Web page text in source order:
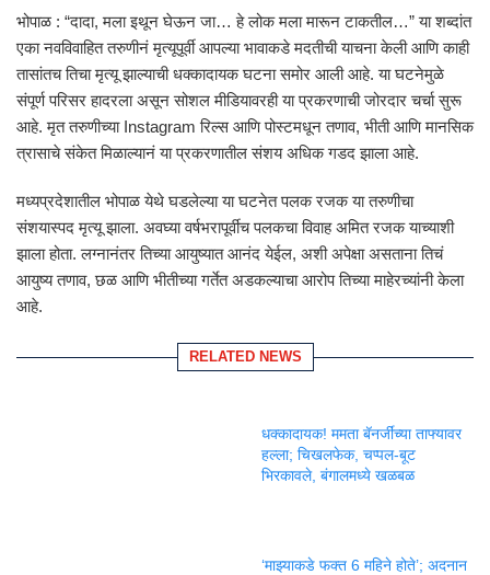
भोपाळ : “दादा, मला इथून घेऊन जा… हे लोक मला मारून टाकतील…” या शब्दांत
एका नवविवाहित तरुणीनं मृत्यूपूर्वी आपल्या भावाकडे मदतीची याचना केली आणि काही
तासांतच तिचा मृत्यू झाल्याची धक्कादायक घटना समोर आली आहे. या घटनेमुळे
संपूर्ण परिसर हादरला असून सोशल मीडियावरही या प्रकरणाची जोरदार चर्चा सुरू
आहे. मृत तरुणीच्या Instagram रिल्स आणि पोस्टमधून तणाव, भीती आणि मानसिक
त्रासाचे संकेत मिळाल्यानं या प्रकरणातील संशय अधिक गडद झाला आहे.
मध्यप्रदेशातील भोपाळ येथे घडलेल्या या घटनेत पलक रजक या तरुणीचा
संशयास्पद मृत्यू झाला. अवघ्या वर्षभरापूर्वीच पलकचा विवाह अमित रजक याच्याशी
झाला होता. लग्नानंतर तिच्या आयुष्यात आनंद येईल, अशी अपेक्षा असताना तिचं
आयुष्य तणाव, छळ आणि भीतीच्या गर्तेत अडकल्याचा आरोप तिच्या माहेरच्यांनी केला
आहे.
RELATED NEWS
धक्कादायक! ममता बॅनर्जींच्या ताफ्यावर
हल्ला; चिखलफेक, चप्पल-बूट
भिरकावले, बंगालमध्ये खळबळ
‘माझ्याकडे फक्त 6 महिने होते’; अदनान